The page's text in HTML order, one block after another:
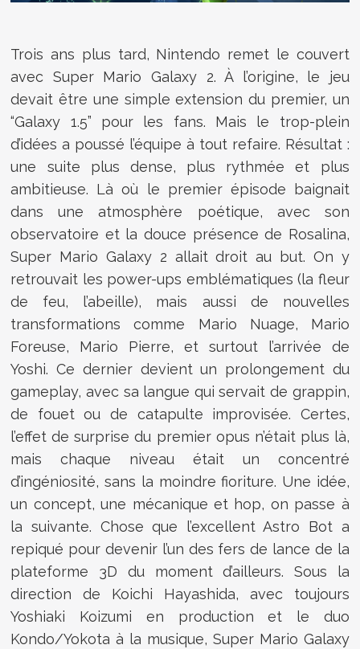
Trois ans plus tard, Nintendo remet le couvert
avec Super Mario Galaxy 2. À l’origine, le jeu
devait être une simple extension du premier, un
“Galaxy 1.5” pour les fans. Mais le trop-plein
d’idées a poussé l’équipe à tout refaire. Résultat :
une suite plus dense, plus rythmée et plus
ambitieuse. Là où le premier épisode baignait
dans une atmosphère poétique, avec son
observatoire et la douce présence de Rosalina,
Super Mario Galaxy 2 allait droit au but. On y
retrouvait les power-ups emblématiques (la fleur
de feu, l’abeille), mais aussi de nouvelles
transformations comme Mario Nuage, Mario
Foreuse, Mario Pierre, et surtout l’arrivée de
Yoshi. Ce dernier devient un prolongement du
gameplay, avec sa langue qui servait de grappin,
de fouet ou de catapulte improvisée. Certes,
l’effet de surprise du premier opus n’était plus là,
mais chaque niveau était un concentré
d’ingéniosité, sans la moindre fioriture. Une idée,
un concept, une mécanique et hop, on passe à
la suivante. Chose que l’excellent Astro Bot a
repiqué pour devenir l’un des fers de lance de la
plateforme 3D du moment d’ailleurs. Sous la
direction de Koichi Hayashida, avec toujours
Yoshiaki Koizumi en production et le duo
Kondo/Yokota à la musique, Super Mario Galaxy